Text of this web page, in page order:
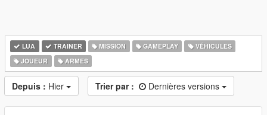
LUA TRAINER MISSION GAMEPLAY
VÉHICULES
JOUEUR
ARMES
Depuis : Hier Trier par : Dernières versions